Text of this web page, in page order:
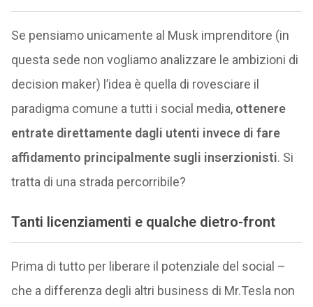
Se pensiamo unicamente al Musk imprenditore (in
questa sede non vogliamo analizzare le ambizioni di
decision maker) l’idea è quella di rovesciare il
paradigma comune a tutti i social media, ottenere
entrate direttamente dagli utenti invece di fare
affidamento principalmente sugli inserzionisti. Si
tratta di una strada percorribile?
Tanti licenziamenti e qualche dietro-front
Prima di tutto per liberare il potenziale del social –
che a differenza degli altri business di Mr.Tesla non